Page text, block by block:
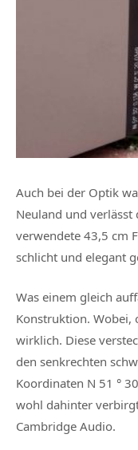
Auch bei der Optik
Neuland und verlässt
verwendete 43,5 cm
schlicht und elegant
Was einem gleich
Konstruktion. Wobei,
wirklich. Diese
den senkrechten
Koordinaten N 51 °
wohl dahinter
Cambridge Audio.